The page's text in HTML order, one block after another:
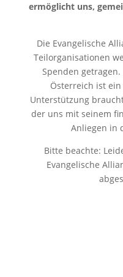
ermöglicht uns,
Die Evangelische
Teilorganisationen
Spenden
Österreich ist
Unterstützung
der uns mit seinem
Anliegen in
Bitte beachte:
Evangelische